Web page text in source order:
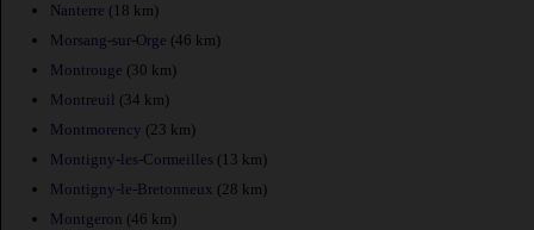
Nanterre (18 km)
Morsang-sur-Orge (46 km)
Montrouge (30 km)
Montreuil (34 km)
Montmorency (23 km)
Montigny-les-Cormeilles (13 km)
Montigny-le-Bretonneux (28 km)
Montgeron (46 km)